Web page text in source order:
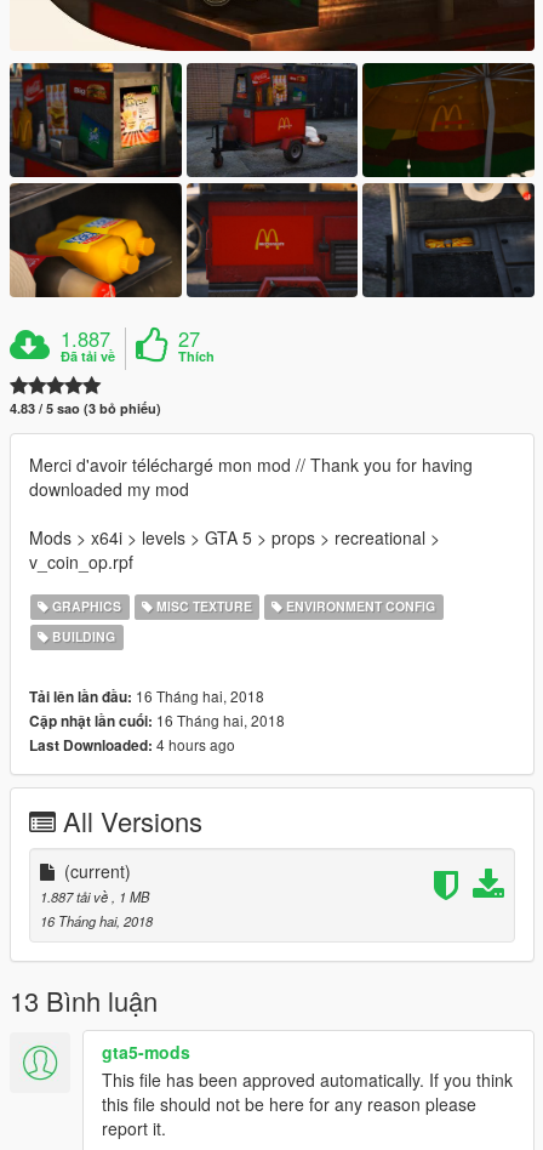
1.887
Đã tải về
27
Thích
4.83 / 5 sao (3 bỏ phiếu)
Merci d'avoir téléchargé mon mod // Thank you for having
downloaded my mod
Mods > x64i > levels > GTA 5 > props > recreational >
v_coin_op.rpf
GRAPHICS MISC TEXTURE
ENVIRONMENT CONFIG
BUILDING
Tải lên lần đầu: 16 Tháng hai, 2018
Cập nhật lần cuối: 16 Tháng hai, 2018
Last Downloaded: 4 hours ago
All Versions
(current)
1.887 tải về, 1 MB
16 Tháng hai, 2018
13 Bình luận
gta5-mods
This file has been approved automatically. If you think
this file should not be here for any reason please
report it.